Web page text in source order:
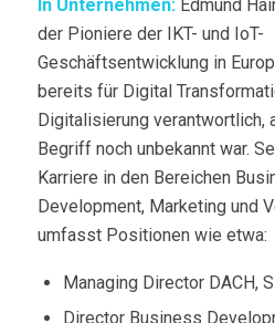
In Unternehmen:Edmund
der Pioniere der IKT- und IoT-
Geschäftsentwicklung in
bereits für Digital
Digitalisierung verantwortlich,
Begriff noch unbekannt war.
Karriere in den Bereichen
Development, Marketing und
umfasst Positionen wie etwa:
Managing Director DACH,
Director Business